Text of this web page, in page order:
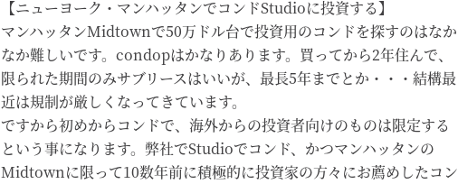
【ニューヨーク・マンハッタンでコンドStudioに投資する】
マンハッタンMidtownで50万ドル台で投資用のコンドを探すのはなか
なか難しいです。condopはかなりあります。買ってから2年住んで、
限られた期間のみサブリースはいいが、最長5年までとか・・・結構最
近は規制が厳しくなってきています。
ですから初めからコンドで、海外からの投資者向けのものは限定する
という事になります。弊社でStudioでコンド、かつマンハッタンの
Midtownに限って10数年前に積極的に投資家の方々にお薦めしたコン